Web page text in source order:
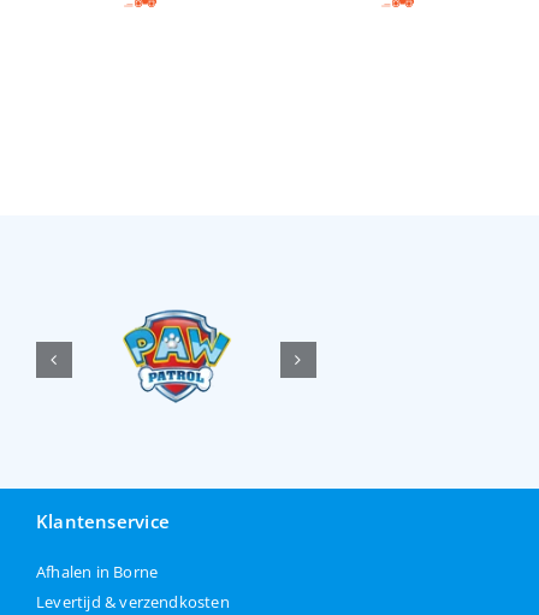
Klantenservice
Afhalen in Borne
Levertijd & verzendkosten